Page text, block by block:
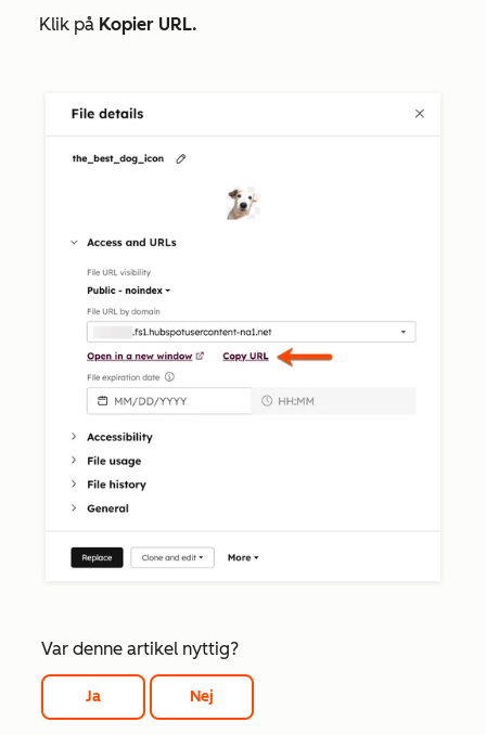
Klik på Kopier URL.
Var denne artikel nyttig?
Ja Nej